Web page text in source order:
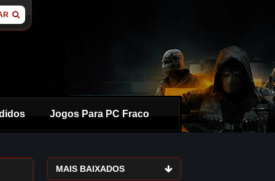
Jogos Para PC Fraco
MAIS BAIXADOS